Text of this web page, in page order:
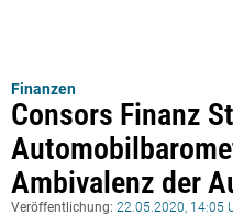
Finanzen
Consors Finanz
Ambivalenz der
Veröffentlichung: 22.05.2020, 14:05